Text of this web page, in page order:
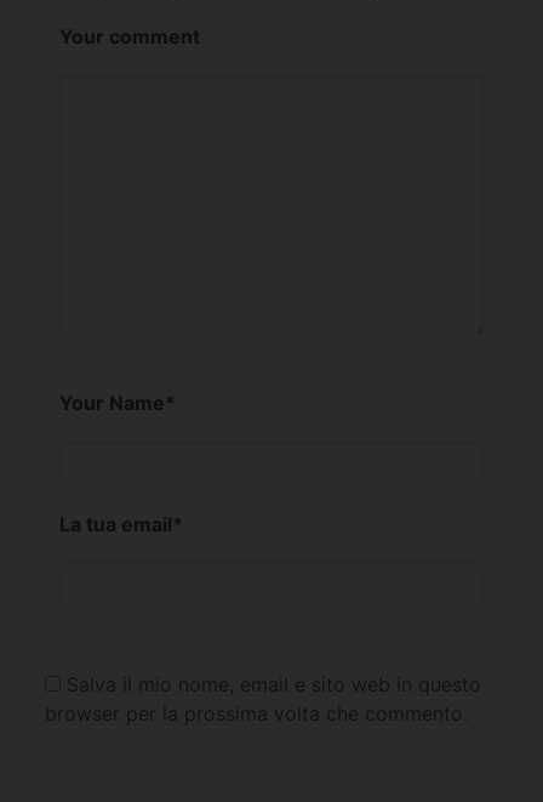
Your comment
Your Name*
La tua email*
Salva il mio nome, email e sito web in questo
browser per la prossima volta che commento.